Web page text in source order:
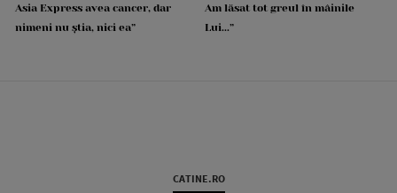
Asia Express avea cancer, dar
nimeni nu știa, nici ea”
Am lăsat tot greul în mâinile
Lui...”
CATINE.RO